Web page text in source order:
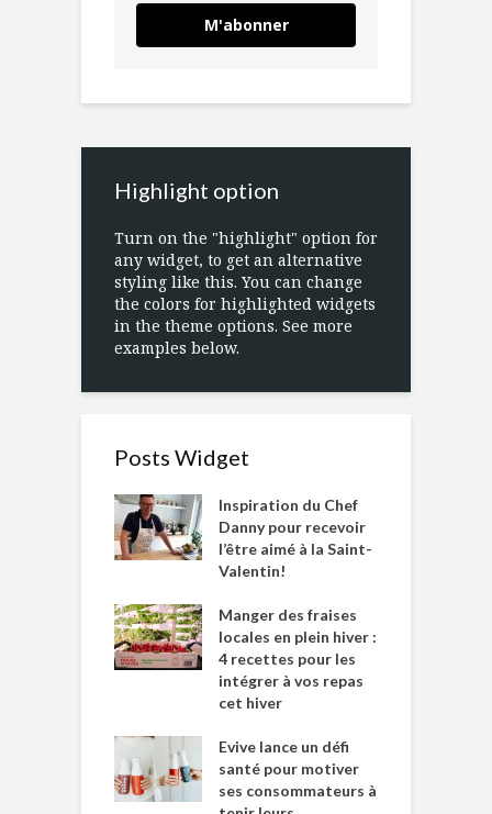
M'abonner
Highlight option
Turn on the "highlight" option for
any widget, to get an alternative
styling like this. You can change
the colors for highlighted widgets
in the theme options. See more
examples below.
Posts Widget
Inspiration du Chef
Danny pour recevoir
l’être aimé à la Saint-
Valentin!
Manger des fraises
locales en plein hiver :
4 recettes pour les
intégrer à vos repas
cet hiver
Evive lance un défi
santé pour motiver
ses consommateurs à